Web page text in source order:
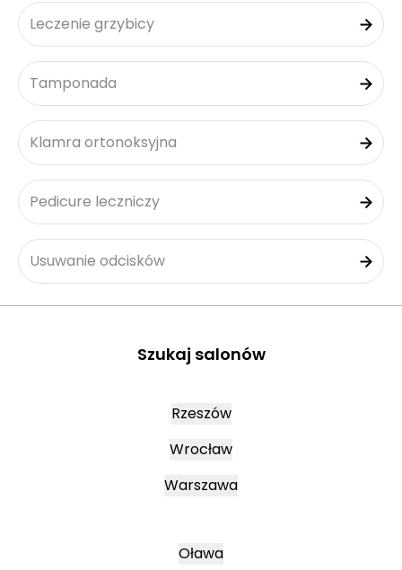
Leczenie grzybicy
Tamponada
Klamra ortonoksyjna
Pedicure leczniczy
Usuwanie odcisków
Szukaj salonów
Rzeszów
Wrocław
Warszawa
Oława